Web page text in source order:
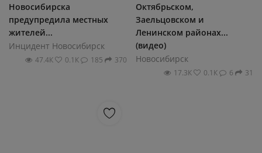
Новосибирска
предупредила местных
жителей...
Инцидент Новосибирск
47.4К 0.1К 185 370
Октябрьском,
Заельцовском и
Ленинском районах...
(видео)
Новосибирск
17.3К 0.1К 6 31